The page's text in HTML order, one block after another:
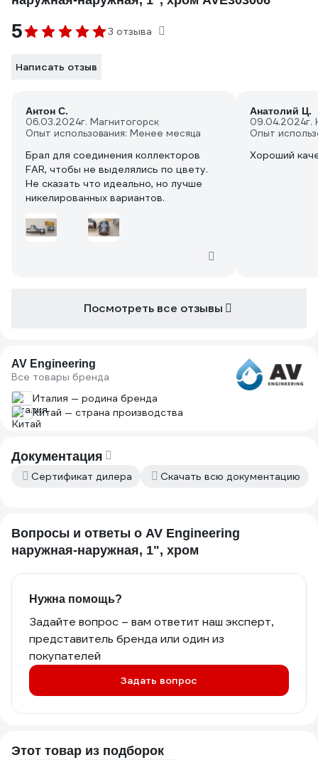
5 3 отзыва
Написать отзыв
Антон С.
06.03.2024г. Магнитогорск
Опыт использования: Менее месяца
Брал для соединения коллекторов
FAR, чтобы не выделялись по цвету.
Не сказать что идеально, но лучше
никелированных вариантов.
Анатолий Ц.
09.04.2024г.
Опыт
Хороший
Посмотреть все отзывы
AV Engineering
Все товары бренда
Италия — родина бренда
Китай — страна производства
Документация
Сертификат дилера Скачать всю документацию
Вопросы и ответы о AV Engineering
наружная-наружная, 1", хром
Нужна помощь?
Задайте вопрос – вам ответит наш эксперт,
представитель бренда или один из
покупателей
Задать вопрос
Этот товар из подборок